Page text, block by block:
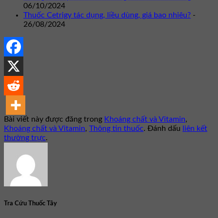
06/10/2024
Thuốc Cetrigy tác dụng, liều dùng, giá bao nhiêu? -
26/08/2024
Bài viết này được đăng trong Khoáng chất và Vitamin,
Khoáng chất và Vitamin, Thông tin thuốc. Đánh dấu
liên kết
thường trực.
Tra Cứu Thuốc Tây